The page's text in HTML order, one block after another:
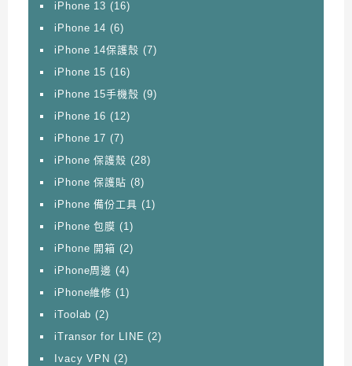
iPhone 13 (16)
iPhone 14 (6)
iPhone 14保護殼 (7)
iPhone 15 (16)
iPhone 15手機殼 (9)
iPhone 16 (12)
iPhone 17 (7)
iPhone 保護殼 (28)
iPhone 保護貼 (8)
iPhone 備份工具 (1)
iPhone 包膜 (1)
iPhone 開箱 (2)
iPhone周邊 (4)
iPhone維修 (1)
iToolab (2)
iTransor for LINE (2)
Ivacy VPN (2)